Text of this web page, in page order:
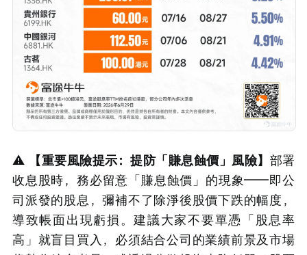
⚠️ 【重要風險提示：提防「賺息蝕價」風險】 部署
收息股時，務必留意「賺息蝕價」的現象——即公
司派發的股息，彌補不了除淨後股價下跌的幅度，
導致帳面出現虧損。建議大家不要單憑「股息率
高」就盲目買入，必須結合公司的業績前景及市場